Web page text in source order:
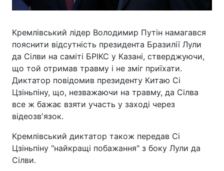
Кремлівський лідер Володимир Путін намагався
пояснити відсутність президента Бразилії Лули
да Сілви на саміті БРІКС у Казані, стверджуючи,
що той отримав травму і не зміг приїхати.
Диктатор повідомив президенту Китаю Сі
Цзіньпіну, що, незважаючи на травму, да Сілва
все ж бажає взяти участь у заході через
відеозв'язок.
Кремлівський диктатор також передав Сі
Цзіньпіну "найкращі побажання" з боку Лули да
Сілви.